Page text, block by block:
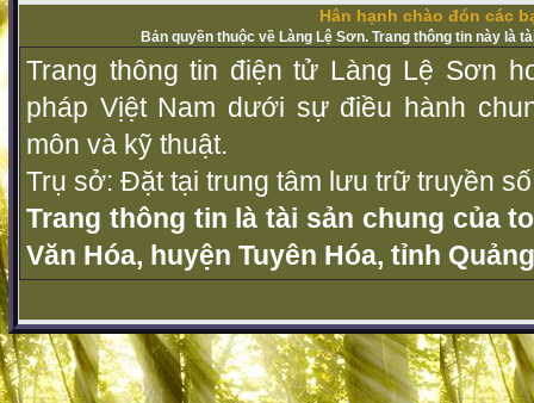
Hân hạnh chào đón các
Bản quyền thuộc về Làng Lệ Sơn. Trang thông tin này là
Trang thông tin điện tử Làng Lệ Sơn
pháp Vịệt Nam dưới sự điều hành
môn và kỹ thuật.
Trụ sở: Đặt tại trung tâm lưu trữ truyền
Trang thông tin là tài sản chung của
Văn Hóa, huyện Tuyên Hóa, tỉnh